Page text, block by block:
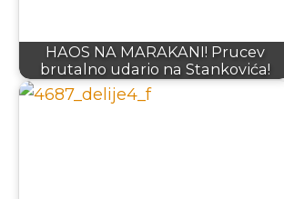
HAOS NA MARAKANI! Prucev
brutalno udario na Stankovića!